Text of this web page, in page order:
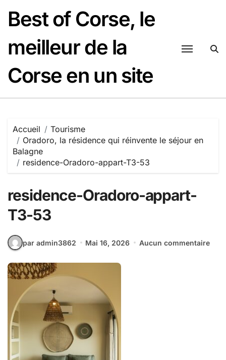
contenu
Best of Corse, le
meilleur de la
Corse en un site
Accueil
Tourisme
Oradoro, la résidence qui réinvente le séjour en
Balagne
residence-Oradoro-appart-T3-53
residence-Oradoro-appart-
T3-53
par admin3862 Mai 16, 2026 Aucun commentaire